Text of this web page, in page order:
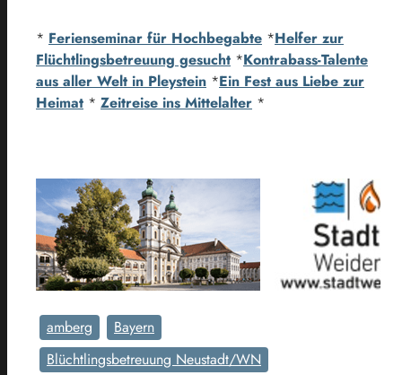
* Ferienseminar für Hochbegabte *Helfer zur
Flüchtlingsbetreuung gesucht *Kontrabass-Talente
aus aller Welt in Pleystein *Ein Fest aus Liebe zur
Heimat * Zeitreise ins Mittelalter *
amberg
Bayern
Blüchtlingsbetreuung Neustadt/WN